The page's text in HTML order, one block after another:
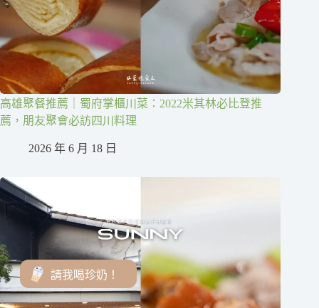
請我喝珍奶！
高雄聚餐推薦｜蜀府掌櫃川菜：2022米其林必比登推
薦，朋友聚會必訪四川料理
2026 年 6 月 18 日